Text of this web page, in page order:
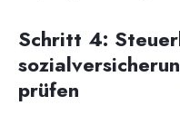
Schritt 4:
prüfen